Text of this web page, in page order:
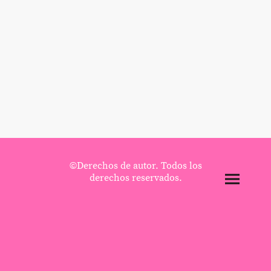
©Derechos de autor. Todos los
derechos reservados.